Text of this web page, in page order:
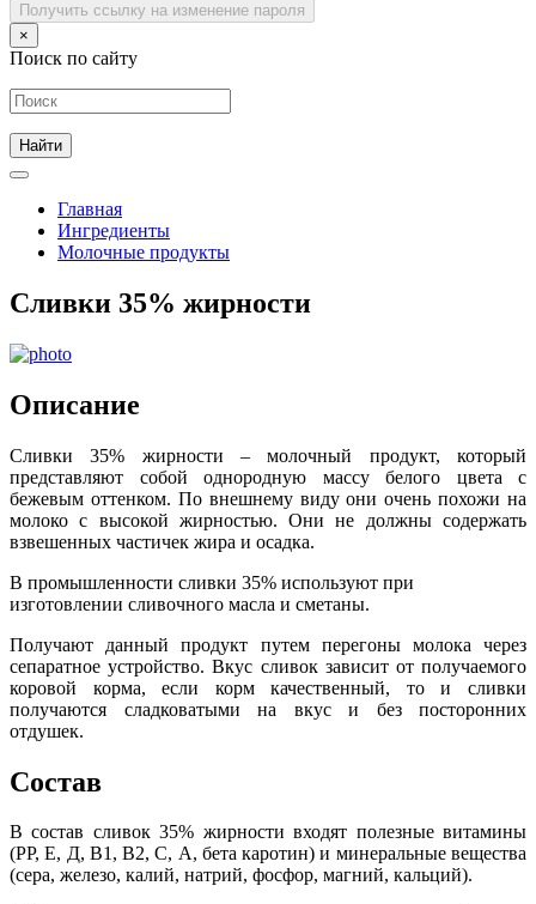
Получить ссылку на изменение пароля
×
Поиск по сайту
Главная
Ингредиенты
Молочные продукты
Сливки 35% жирности
Описание
Сливки 35% жирности – молочный продукт, который
представляют собой однородную массу белого цвета с
бежевым оттенком. По внешнему виду они очень похожи на
молоко с высокой жирностью. Они не должны содержать
взвешенных частичек жира и осадка.
В промышленности сливки 35% используют при
изготовлении сливочного масла и сметаны.
Получают данный продукт путем перегоны молока через
сепаратное устройство. Вкус сливок зависит от получаемого
коровой корма, если корм качественный, то и сливки
получаются сладковатыми на вкус и без посторонних
отдушек.
Состав
В состав сливок 35% жирности входят полезные витамины
(РР, Е, Д, В1, В2, С, А, бета каротин) и минеральные вещества
(сера, железо, калий, натрий, фосфор, магний, кальций).